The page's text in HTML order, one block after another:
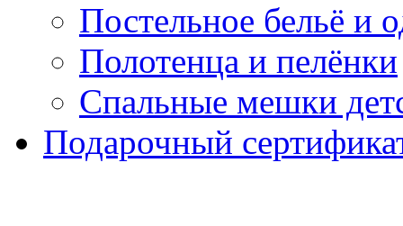
Постельное бельё и
Полотенца и пелёнки
Спальные мешки
Подарочный